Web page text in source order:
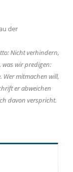
der
Nicht verhindern,
was wir predigen:
Wer mitmachen will,
er abweichen
davon verspricht.